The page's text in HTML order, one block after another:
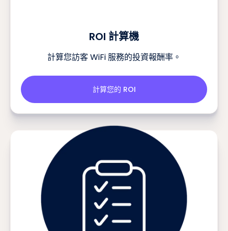
ROI 計算機
計算您訪客 WiFi 服務的投資報酬率。